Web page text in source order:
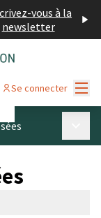
vous à la
newsletter
Se connecter